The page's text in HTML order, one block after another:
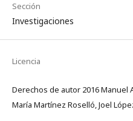
Sección
Investigaciones
Licencia
Derechos de autor 2016 Manuel
María Martínez Roselló, Joel